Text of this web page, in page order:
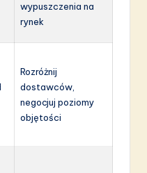
wypuszczenia na
rynek
Rozróżnij
dostawców,
negocjuj poziomy
objętości